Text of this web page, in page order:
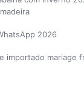
2026
importado mariage